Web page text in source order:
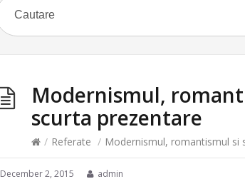
Modernismul,
scurta prezentare
/ Referate / Modernismul, romantismul si
December 2, 2015 admin